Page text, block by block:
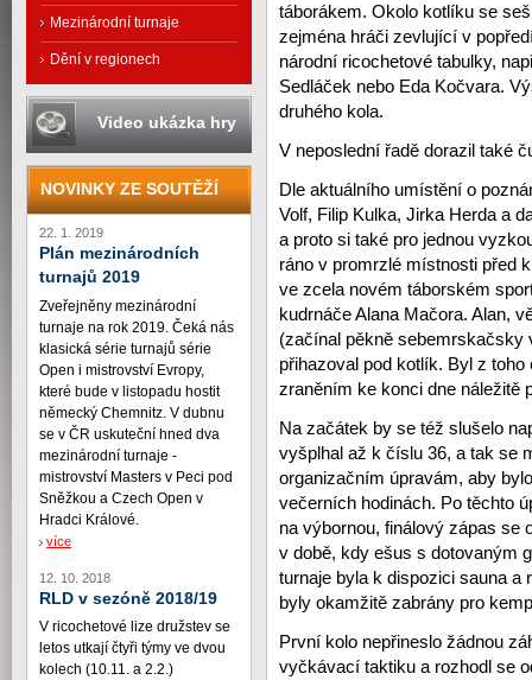
táborákem. Okolo kotlíku se
zejména hráči zevlující v
národní ricochetové tabulky,
Sedláček nebo Eda Kočvara.
druhého kola.
V neposlední řadě dorazil také
Dle aktuálního umístění o
Volf, Filip Kulka, Jirka Herda a
a proto si také pro jednou
ráno v promrzlé místnosti před
ve zcela novém táborském
kudrnáče Alana Mačora. Alan,
(začínal pěkně sebemrskačsky
přihazoval pod kotlík. Byl z
zraněním ke konci dne náležitě
Na začátek by se též slušelo
vyšplhal až k číslu 36, a tak se
organizačním úpravám, aby
večerních hodinách. Po těchto
na výbornou, finálový zápas se
v době, kdy ešus s dotovaným
turnaje byla k dispozici sauna
byly okamžitě zabrány pro
První kolo nepřineslo žádnou
vyčkávací taktiku a rozhodl se
Mezinárodní turnaje
Dění v regionech
Video ukázka hry
NOVINKY ZE SOUTĚŽÍ
22. 1. 2019
Plán mezinárodních
turnajů 2019
Zveřejněny mezinárodní
turnaje na rok 2019. Čeká nás
klasická série turnajů série
Open i mistrovství Evropy,
které bude v listopadu hostit
německý Chemnitz. V dubnu
se v ČR uskuteční hned dva
mezinárodní turnaje -
mistrovství Masters v Peci pod
Sněžkou a Czech Open v
Hradci Králové.
více
12. 10. 2018
RLD v sezóně 2018/19
V ricochetové lize družstev se
letos utkají čtyři týmy ve dvou
kolech (10.11. a 2.2.)